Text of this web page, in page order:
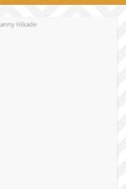
Hikade